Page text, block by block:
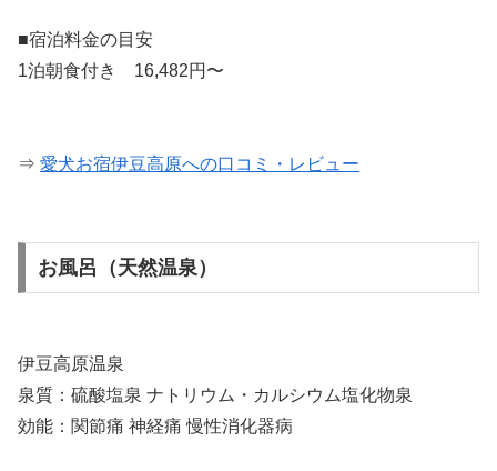
■宿泊料金の目安
1泊朝食付き 16,482円〜
⇒ 愛犬お宿伊豆高原への口コミ・レビュー
お風呂（天然温泉）
伊豆高原温泉
泉質：硫酸塩泉 ナトリウム・カルシウム塩化物泉
効能：関節痛 神経痛 慢性消化器病